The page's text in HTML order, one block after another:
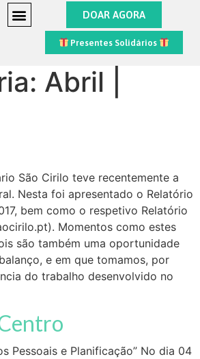
DOAR AGORA
Presentes Solidários
Abril |
São Cirilo teve recentemente a
Nesta foi apresentado o Relatório
bem como o respetivo Relatório
Momentos como estes
são também uma oportunidade
e em que tomamos, por
do trabalho desenvolvido no
Pessoais e Planificação” No dia 04